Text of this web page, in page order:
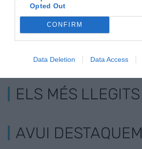
Opted Out
CONFIRM
Data Deletion Data Access
ELS MÉS LLEGITS
AVUI DESTAQUEM